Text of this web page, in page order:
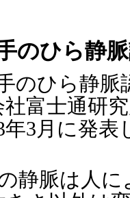
のひら静
のひら静脈
富士通研
年3月に発表
静脈は人に